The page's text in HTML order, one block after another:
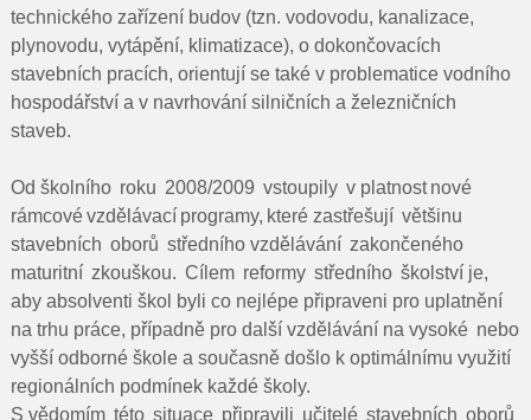
technického zařízení budov (tzn. vodovodu, kanalizace,
plynovodu, vytápění, klimatizace), o dokončovacích
stavebních pracích, orientují se také v problematice vodního
hospodářství a v navrhování silničních a železničních
staveb.
Od školního roku 2008/2009 vstoupily v platnost nové
rámcové vzdělávací programy, které zastřešují většinu
stavebních oborů středního vzdělávání zakončeného
maturitní zkouškou. Cílem reformy středního školství je,
aby absolventi škol byli co nejlépe připraveni pro uplatnění
na trhu práce, případně pro další vzdělávání na vysoké nebo
vyšší odborné škole a současně došlo k optimálnímu využití
regionálních podmínek každé školy.
S vědomím této situace připravili učitelé stavebních oborů